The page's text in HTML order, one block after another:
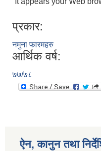
प्रकार:
नमुना फारमहरु
आर्थिक वर्ष:
७७/७८
ऐन, कानुन तथा